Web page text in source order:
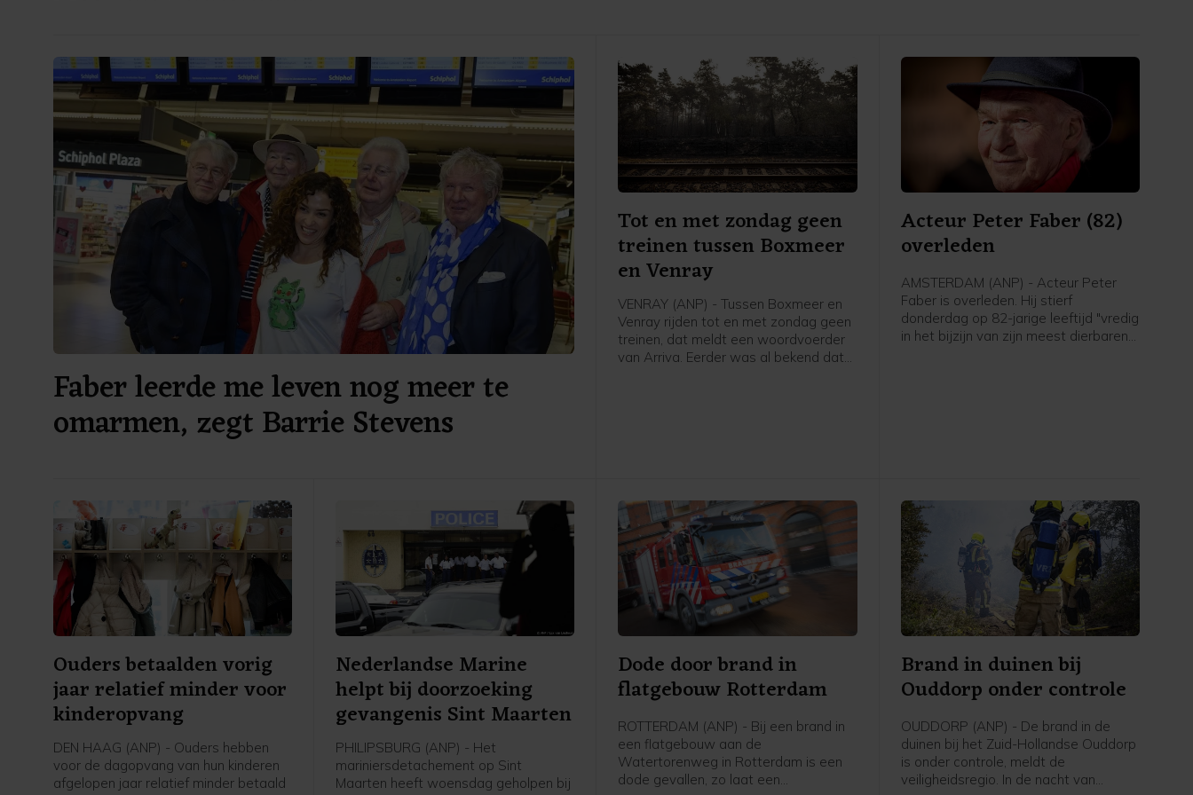
Faber leerde me leven nog meer te
omarmen, zegt Barrie Stevens
Tot en met zondag geen
treinen tussen Boxmeer
en Venray
VENRAY (ANP) - Tussen Boxmeer en
Venray rijden tot en met zondag geen
treinen, dat meldt een woordvoerder
van Arriva. Eerder was al bekend dat
Acteur Peter Faber (82)
overleden
AMSTERDAM (ANP) - Acteur Peter
Faber is overleden. Hij stierf
donderdag op 82-jarige leeftijd "vredig
in het bijzijn van zijn meest dierbaren",
Ouders betaalden vorig
jaar relatief minder voor
kinderopvang
DEN HAAG (ANP) - Ouders hebben
voor de dagopvang van hun kinderen
afgelopen jaar relatief minder betaald
Nederlandse Marine
helpt bij doorzoeking
gevangenis Sint Maarten
PHILIPSBURG (ANP) - Het
mariniersdetachement op Sint
Maarten heeft woensdag geholpen bij
Dode door brand in
flatgebouw Rotterdam
ROTTERDAM (ANP) - Bij een brand in
een flatgebouw aan de
Watertorenweg in Rotterdam is een
dode gevallen, zo laat een
Brand in duinen bij
Ouddorp onder controle
OUDDORP (ANP) - De brand in de
duinen bij het Zuid-Hollandse Ouddorp
is onder controle, meldt de
veiligheidsregio. In de nacht van